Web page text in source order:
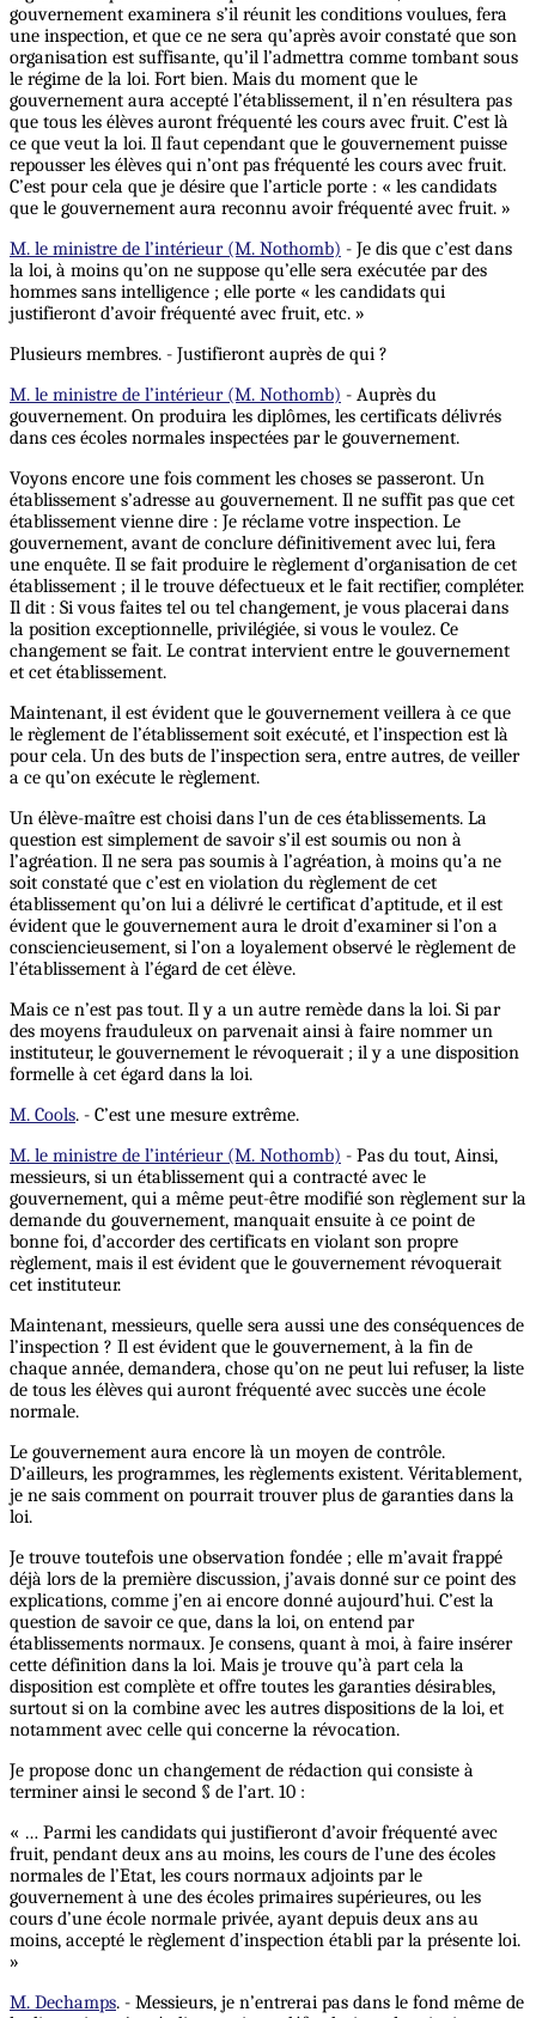
gouvernement examinera s’il réunit les conditions voulues, fera
une inspection, et que ce ne sera qu’après avoir constaté que son
organisation est suffisante, qu’il l’admettra comme tombant sous
le régime de la loi. Fort bien. Mais du moment que le
gouvernement aura accepté l’établissement, il n’en résultera pas
que tous les élèves auront fréquenté les cours avec fruit. C’est là
ce que veut la loi. Il faut cependant que le gouvernement puisse
repousser les élèves qui n’ont pas fréquenté les cours avec fruit.
C’est pour cela que je désire que l’article porte : « les candidats
que le gouvernement aura reconnu avoir fréquenté avec fruit. »
M. le ministre de l’intérieur (M. Nothomb) - Je dis que c’est dans
la loi, à moins qu’on ne suppose qu’elle sera exécutée par des
hommes sans intelligence ; elle porte « les candidats qui
justifieront d’avoir fréquenté avec fruit, etc. »
Plusieurs membres. - Justifieront auprès de qui ?
M. le ministre de l’intérieur (M. Nothomb) - Auprès du
gouvernement. On produira les diplômes, les certificats délivrés
dans ces écoles normales inspectées par le gouvernement.
Voyons encore une fois comment les choses se passeront. Un
établissement s’adresse au gouvernement. Il ne suffit pas que cet
établissement vienne dire : Je réclame votre inspection. Le
gouvernement, avant de conclure définitivement avec lui, fera
une enquête. Il se fait produire le règlement d’organisation de cet
établissement ; il le trouve défectueux et le fait rectifier, compléter.
Il dit : Si vous faites tel ou tel changement, je vous placerai dans
la position exceptionnelle, privilégiée, si vous le voulez. Ce
changement se fait. Le contrat intervient entre le gouvernement
et cet établissement.
Maintenant, il est évident que le gouvernement veillera à ce que
le règlement de l’établissement soit exécuté, et l’inspection est là
pour cela. Un des buts de l’inspection sera, entre autres, de veiller
a ce qu’on exécute le règlement.
Un élève-maître est choisi dans l’un de ces établissements. La
question est simplement de savoir s’il est soumis ou non à
l’agréation. Il ne sera pas soumis à l’agréation, à moins qu’a ne
soit constaté que c’est en violation du règlement de cet
établissement qu’on lui a délivré le certificat d’aptitude, et il est
évident que le gouvernement aura le droit d’examiner si l’on a
consciencieusement, si l’on a loyalement observé le règlement de
l’établissement à l’égard de cet élève.
Mais ce n’est pas tout. Il y a un autre remède dans la loi. Si par
des moyens frauduleux on parvenait ainsi à faire nommer un
instituteur, le gouvernement le révoquerait ; il y a une disposition
formelle à cet égard dans la loi.
M. Cools. - C’est une mesure extrême.
M. le ministre de l’intérieur (M. Nothomb) - Pas du tout, Ainsi,
messieurs, si un établissement qui a contracté avec le
gouvernement, qui a même peut-être modifié son règlement sur la
demande du gouvernement, manquait ensuite à ce point de
bonne foi, d’accorder des certificats en violant son propre
règlement, mais il est évident que le gouvernement révoquerait
cet instituteur.
Maintenant, messieurs, quelle sera aussi une des conséquences de
l’inspection ? Il est évident que le gouvernement, à la fin de
chaque année, demandera, chose qu’on ne peut lui refuser, la liste
de tous les élèves qui auront fréquenté avec succès une école
normale.
Le gouvernement aura encore là un moyen de contrôle.
D’ailleurs, les programmes, les règlements existent. Véritablement,
je ne sais comment on pourrait trouver plus de garanties dans la
loi.
Je trouve toutefois une observation fondée ; elle m’avait frappé
déjà lors de la première discussion, j’avais donné sur ce point des
explications, comme j’en ai encore donné aujourd’hui. C’est la
question de savoir ce que, dans la loi, on entend par
établissements normaux. Je consens, quant à moi, à faire insérer
cette définition dans la loi. Mais je trouve qu’à part cela la
disposition est complète et offre toutes les garanties désirables,
surtout si on la combine avec les autres dispositions de la loi, et
notamment avec celle qui concerne la révocation.
Je propose donc un changement de rédaction qui consiste à
terminer ainsi le second § de l’art. 10 :
« … Parmi les candidats qui justifieront d’avoir fréquenté avec
fruit, pendant deux ans au moins, les cours de l’une des écoles
normales de l’Etat, les cours normaux adjoints par le
gouvernement à une des écoles primaires supérieures, ou les
cours d’une école normale privée, ayant depuis deux ans au
moins, accepté le règlement d’inspection établi par la présente loi.
»
M. Dechamps. - Messieurs, je n’entrerai pas dans le fond même de